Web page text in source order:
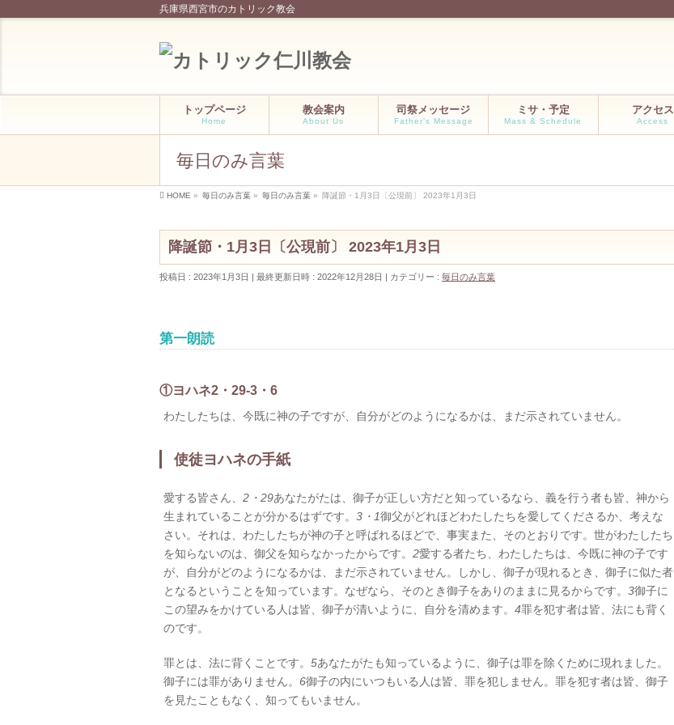
兵庫県西宮市のカトリック教会
トップページ
Home
教会案内
About Us
司祭メッセージ
Father’s Message
ミサ・予定
Mass & Schedule
アクセス
Access
毎日のみ言葉
HOME » 毎日のみ言葉 » 毎日のみ言葉 » 降誕節・1月3日〔公現前〕 2023年1月3日
降誕節・1月3日〔公現前〕 2023年1月3日
投稿日 : 2023年1月3日 最終更新日時 : 2022年12月28日 カテゴリー : 毎日のみ言葉
第一朗読
①ヨハネ2・29-3・6
わたしたちは、今既に神の子ですが、自分がどのようになるかは、まだ示されていません。
使徒ヨハネの手紙
愛する皆さん、 2・29あなたがたは、御子が正しい方だと知っているなら、義を行う者も皆、神から
生まれていることが分かるはずです。 3・1御父がどれほどわたしたちを愛してくださるか、考えな
さい。それは、わたしたちが神の子と呼ばれるほどで、事実また、そのとおりです。世がわたしたち
を知らないのは、御父を知らなかったからです。 2愛する者たち、わたしたちは、今既に神の子です
が、自分がどのようになるかは、まだ示されていません。しかし、御子が現れるとき、御子に似た者
となるということを知っています。なぜなら、そのとき御子をありのままに見るからです。 3御子に
この望みをかけている人は皆、御子が清いように、自分を清めます。 4罪を犯す者は皆、法にも背く
のです。
罪とは、法に背くことです。 5あなたがたも知っているように、御子は罪を除くために現れました。
御子には罪がありません。 6御子の内にいつもいる人は皆、罪を犯しません。罪を犯す者は皆、御子
を見たこともなく、知ってもいません。